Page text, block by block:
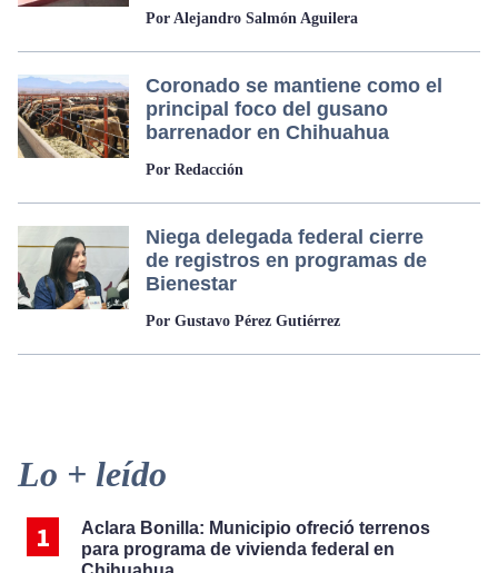
Por Alejandro Salmón Aguilera
Coronado se mantiene como el
principal foco del gusano
barrenador en Chihuahua
Por Redacción
Niega delegada federal cierre
de registros en programas de
Bienestar
Por Gustavo Pérez Gutiérrez
Primary
Sidebar
Lo + leído
Aclara Bonilla: Municipio ofreció terrenos
para programa de vivienda federal en